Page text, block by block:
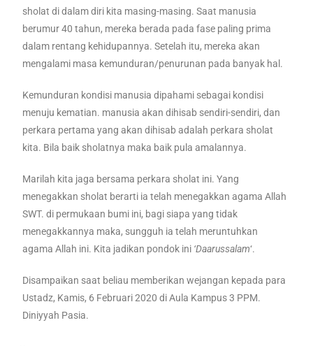
sholat di dalam diri kita masing-masing. Saat manusia
berumur 40 tahun, mereka berada pada fase paling prima
dalam rentang kehidupannya. Setelah itu, mereka akan
mengalami masa kemunduran/penurunan pada banyak hal.
Kemunduran kondisi manusia dipahami sebagai kondisi
menuju kematian. manusia akan dihisab sendiri-sendiri, dan
perkara pertama yang akan dihisab adalah perkara sholat
kita. Bila baik sholatnya maka baik pula amalannya.
Marilah kita jaga bersama perkara sholat ini. Yang
menegakkan sholat berarti ia telah menegakkan agama Allah
SWT. di permukaan bumi ini, bagi siapa yang tidak
menegakkannya maka, sungguh ia telah meruntuhkan
agama Allah ini. Kita jadikan pondok ini ‘Daarussalam‘.
Disampaikan saat beliau memberikan wejangan kepada para
Ustadz, Kamis, 6 Februari 2020 di Aula Kampus 3 PPM.
Diniyyah Pasia.